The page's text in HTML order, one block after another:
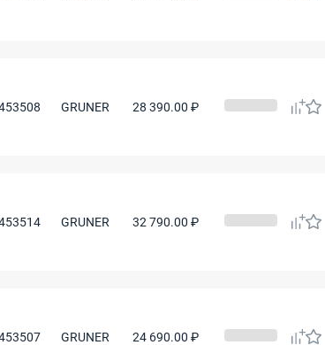
GRUNER 28 390.00 ₽
GRUNER 32 790.00 ₽
GRUNER 24 690.00 ₽